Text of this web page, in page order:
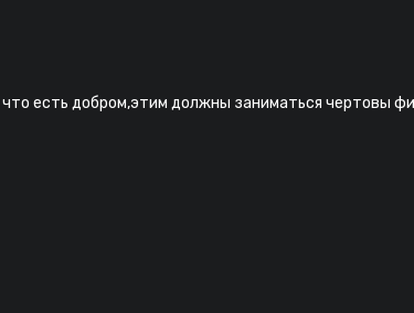
есть добром,этим должны заниматься чертовы